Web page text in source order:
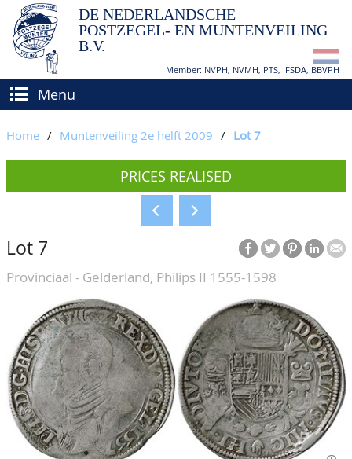
DE NEDERLANDSCHE
POSTZEGEL- EN MUNTENVEILING
B.V.
Member: NVPH, NVMH, PTS, IFSDA, BBVPH
Menu
BUY AND SELL
How to sell?
Conditions
BIDDING
CATALOGUE/RESULTS
GRADING
CALENDAR
ABOUT US
Our Team
80 Years NPV
CONTACT
ACCOUNT
Home / Muntenveiling 2e helft 2009 / Lot 7
PRICES REALISED
Lot 7
Provinciaal - Gelderland, Philips II 1555-1598